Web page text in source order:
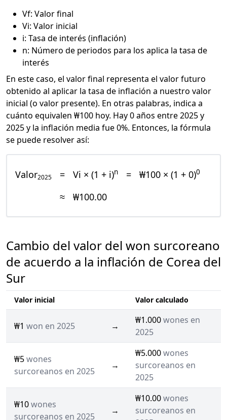
Vf: Valor final
Vi: Valor inicial
i: Tasa de interés (inflación)
n: Número de periodos para los aplica la tasa de
interés
En este caso, el valor final representa el valor futuro
obtenido al aplicar la tasa de inflación a nuestro valor
inicial (o valor presente). En otras palabras, indica a
cuánto equivalen ₩100 hoy. Hay 0 años entre 2025 y
2025 y la inflación media fue 0%. Entonces, la fórmula
se puede resolver así:
Valor2025 = Vi × (1 + i)n = ₩100 × (1 + 0)0
≈ ₩100.00
Cambio del valor del won surcoreano
de acuerdo a la inflación de Corea del
Sur
Valor inicial Valor calculado
₩1 won en 2025 →
₩1.000wones en
2025
₩5wones
surcoreanos en 2025
→
₩5.000wones
surcoreanos en
2025
₩10wones
surcoreanos en 2025
→
₩10.00wones
surcoreanos en